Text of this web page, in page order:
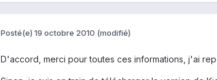
Posté(e) 19 octobre 2010 (modifié)
D'accord, merci pour toutes ces informations, j'ai